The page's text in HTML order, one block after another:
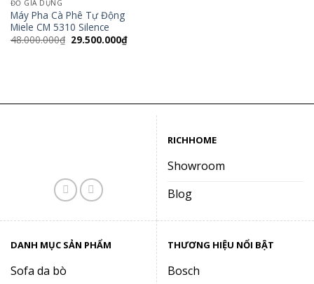
ĐỒ GIA DỤNG
Máy Pha Cà Phê Tự Động
Miele CM 5310 Silence
48.000.000₫ Giá
gốc
29.500.000₫Giá
hiện
RICHHOME
Showroom
Blog
DANH MỤC SẢN PHẨM
Sofa da bò
THƯƠNG HIỆU NỔI BẬT
Bosch